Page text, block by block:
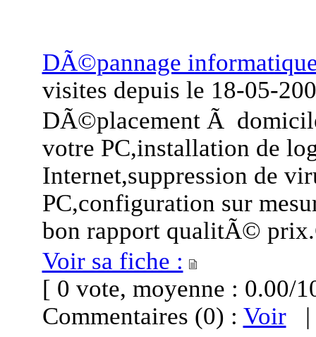
DÃ©pannage
visites depuis le 18-05-
DÃ©placement Ã
votre PC,installation de
Internet,suppression de
PC,configuration sur
bon rapport qualitÃ©
Voir sa fiche :
[ 0 vote, moyenne :
Commentaires (0) : Voir